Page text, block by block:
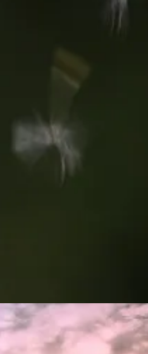
https://susach.edu.vn/ca-dao-tuc-ngu-la-gi